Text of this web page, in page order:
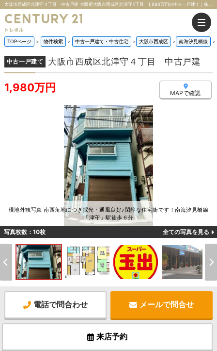
大阪市西成区北津守４丁目 中古戸建 大阪府大阪市西成区北津守4丁目｜1,980万円の中古一戸建て｜株式会社トレボル
TOPページ 物件検索 中古一戸建て・中古住宅 大阪市西成区 南海汐見橋線
中古一戸建て 大阪市西成区北津守４丁目 中古戸建
1,980万円 MAPで確認
現地外観写真 南西角地につき採光・通風良好♪閑静な住宅街です！南海汐見橋線
「津守」駅徒歩６分
写真枚数：10枚 全ての写真を見る
電話で問合わせ メールで問合せ
来店予約